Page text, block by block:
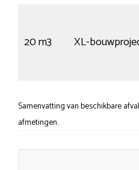
20 m3 XL-
Samenvatting van beschikbare
afmetingen.